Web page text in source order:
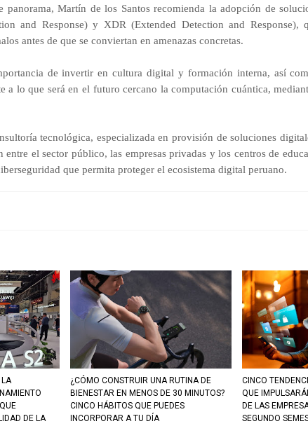
panorama, Martín de los Santos recomienda la adopción de
and Response) y XDR (Extended Detection and Response),
antes de que se conviertan en amenazas concretas.
de invertir en cultura digital y formación interna, así
a lo que será en el futuro cercano la computación cuántica,
tecnológica, especializada en provisión de soluciones
entre el sector público, las empresas privadas y los centros de
que permita proteger el ecosistema digital peruano.
LA
DE LA
¿CÓMO CONSTRUIR UNA RUTINA DE
BIENESTAR EN MENOS DE 30 MINUTOS?
CINCO HÁBITOS QUE PUEDES
INCORPORAR A TU DÍA
CINCO
QUE
DE LAS
SEGUNDO